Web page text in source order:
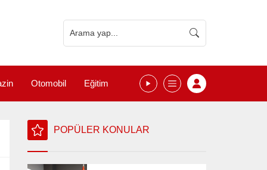
Otomobil Eğitim
POPÜLER KONULAR